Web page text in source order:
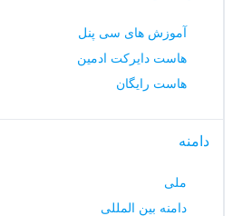
آموزش های سی پنل
هاست دایرکت ادمین
هاست رایگان
دامنه
ملی
دامنه بین المللی